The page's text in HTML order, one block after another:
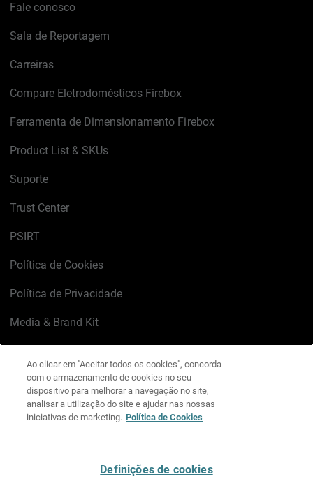
Fale conosco
Sala de Reportagem
Carreiras
Compare Eletrodomésticos Firebox
Ferramenta de Dimensionamento Firebox
Product List & SKUs
Suporte
Trust Center
PSIRT
Política de Cookies
Política de Privacidade
Media & Brand Kit
LinkedIn
X FacebookInstagram
YouTube
Ao clicar em "Aceitar todos os cookies", concorda
com o armazenamento de cookies no seu
dispositivo para melhorar a navegação no site,
analisar a utilização do site e ajudar nas nossas
iniciativas de marketing. Política de Cookies
Definições de cookies